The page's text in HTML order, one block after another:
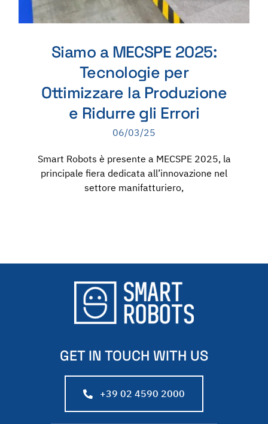
Siamo a MECSPE 2025:
Tecnologie per
Ottimizzare la Produzione
e Ridurre gli Errori
06/03/25
Smart Robots è presente a MECSPE 2025, la
principale fiera dedicata all’innovazione nel
settore manifatturiero,
GET IN TOUCH WITH US
+39 02 4590 2000